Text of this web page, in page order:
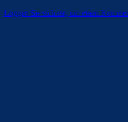
Loggen Sie sich ein, um einen